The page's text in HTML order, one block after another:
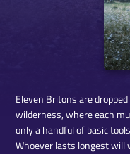
Eleven Britons are
wilderness, where each
only a handful of basic
Whoever lasts longest